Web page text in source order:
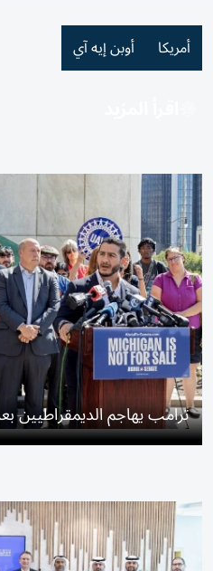
أمريكا أوبن إيه آي
ترامب يهاجم الديمقراطيين